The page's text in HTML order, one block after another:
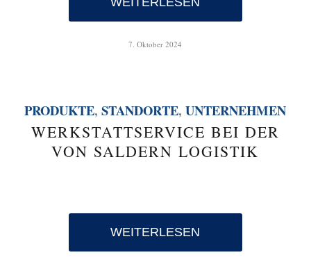
7. Oktober 2024
PRODUKTE,STANDORTE,UNTERNEHMEN
WERKSTATTSERVICE BEI DER
VON SALDERN LOGISTIK
WEITERLESEN